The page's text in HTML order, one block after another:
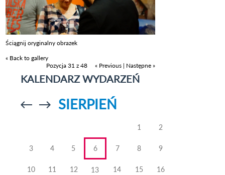
Ściągnij oryginalny obrazek
« Back to gallery
Pozycja 31 z 48
« Previous | Następne »
KALENDARZ WYDARZEŃ
Przejdź doPrzejdź do
SIERPIEŃ
1 2
3 4 5 6 7 8 9
10 11 12 13 14 15 16